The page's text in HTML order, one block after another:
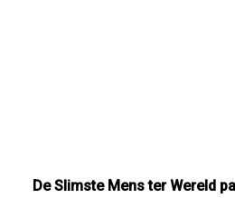
De Slimste Mens ter Wereld